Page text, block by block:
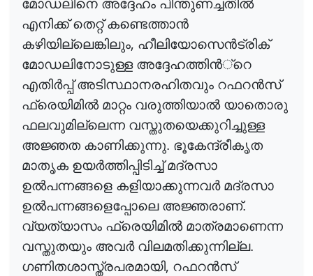
മോഡലിനെ അദ്ദേഹം പിന്തുണച്ചതി ൽ
എനിക്ക് തെറ്റ് കണ്ടെത്താൻ
കഴിയില്ലെങ്കിലും, ഹീലിയോസെൻട്രിക്
മോഡലിനോടുള്ള അദ്ദേഹത്തിൻ്റെ
എതിർപ്പ്അടിസ്ഥാനരഹിതവും റഫറൻസ്
ഫ്രെയിമിൽമാറ്റം വരുത്തിയാൽയാതൊരു
ഫലവുമില്ലെന്ന വസ്തുതയെക്കുറിച്ചുള്ള
അജ്ഞത കാണിക്കുന്നു. ഭൂകേന്ദ്രീകൃത
മാതൃക ഉയർത്തിപ്പിടിച്ച്മദ്രസാ
ഉൽപന്നങ്ങളെ കളിയാക്കുന്നവർമദ്രസാ
ഉൽപന്നങ്ങളെപ്പോലെഅജ്ഞരാണ്.
വ്യത്യാസം ഫ്രെയിമിൽമാത്രമാണെന്ന
വസ്തുതയും അവർവിലമതിക്കുന്നില്ല.
ഗണിതശാസ്ത്രപരമായി, റഫറൻസ്